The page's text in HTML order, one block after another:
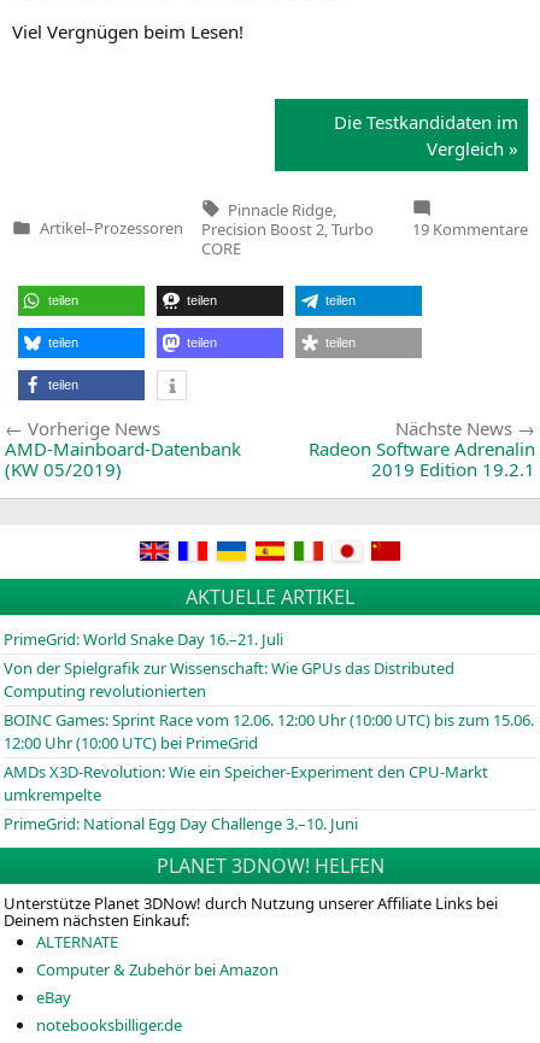
Viel Ver­gnü­gen beim Lesen!
Die Test­kan­di­da­ten im
Vergleich »
Veröffentlicht
Artikel–Prozessoren
Tags:
Pinnacle Ridge
Precision Boost 2,Turbo
CORE
19 Kommentare
teilen teilen teilen
teilen teilen teilen
teilen
Beitragsnavigation
Vorherige NewsVorherige
News:
AMD-Mainboard-Datenbank
(KW 05/2019)
Nächste News
Radeon Software Adrenalin
2019 Edition 19.2.1
AKTUELLE ARTIKEL
PrimeGrid: World Snake Day 16.–21. Juli
Von der Spielgrafik zur Wissenschaft: Wie GPUs das Distributed
Computing revolutionierten
BOINCGames: Sprint Race vom 12.06. 12:00 Uhr (10:00 UTC) bis zum 15.06.
12:00 Uhr (10:00 UTC) bei PrimeGrid
AMDs X3D-Revolution: Wie ein Speicher-Experiment den CPU-Markt
umkrempelte
PrimeGrid: National Egg Day Challenge 3.–10. Juni
PLANET 3DNOW! HELFEN
Unterstütze Planet 3DNow! durch Nutzung unserer Affiliate Links bei
Deinem nächsten Einkauf:
ALTERNATE
Computer & Zubehör bei Amazon
eBay
notebooksbilliger.de